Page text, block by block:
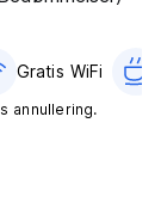
Gratis WiFi
annullering.